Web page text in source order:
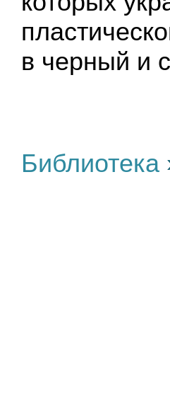
в черный и
Библиотека